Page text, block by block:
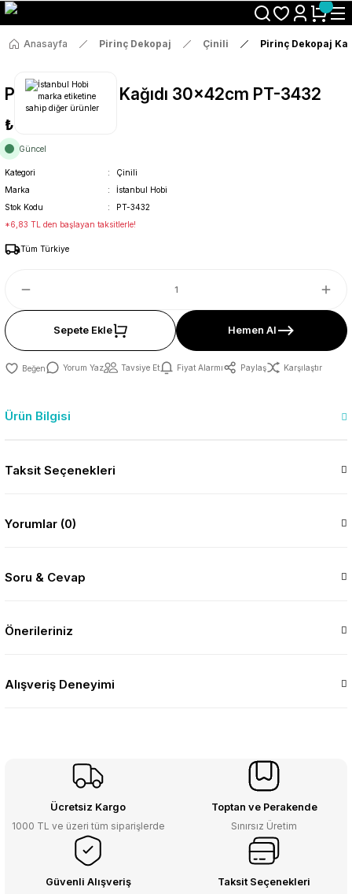
Size Özel "HG10" Koduyla Sepette Hemen %10 İndirimi Kaçırma
Anasayfa Pirinç Dekopaj Çinili Pirinç Dekopaj
Pirinç Dekopaj Kağıdı 30x42cm PT-3432
₺36
Güncel
Kategori
Çinili
Marka
İstanbul Hobi
Stok Kodu
PT-3432
*6,83 TL den başlayan taksitlerle!
Tüm Türkiye
Sepete Ekle Hemen Al
Yorum Yaz Tavsiye Et Fiyat Alarmı Paylaş Karşılaştır
Ürün Bilgisi
Taksit Seçenekleri
Yorumlar (0)
Soru & Cevap
Önerileriniz
Alışveriş Deneyimi
Ücretsiz Kargo
1000 TL ve üzeri tüm siparişlerde
Toptan ve Perakende
Sınırsız Üretim
Güvenli Alışveriş
Taksit Seçenekleri